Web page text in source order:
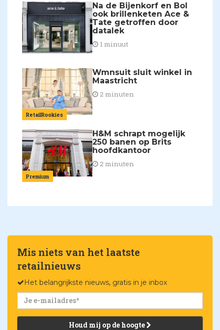
Na de Bijenkorf en Bol
ook brillenketen Ace &
Tate getroffen door
datalek
1 minuut
RetailRookies
Wmnsuit sluit winkel in
Maastricht
2 minuten
Premium
H&M schrapt mogelijk
250 banen op Brits
hoofdkantoor
2 minuten
Mis niets van het laatste
retailnieuws
Het belangrijkste nieuws, gratis in je inbox
Houd mij op de hoogte